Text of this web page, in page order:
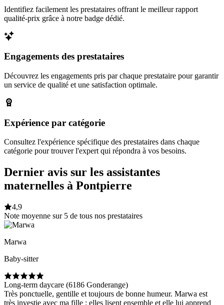
Identifiez facilement les prestataires offrant le meilleur rapport
qualité-prix grâce à notre badge dédié.
Engagements des prestataires
Découvrez les engagements pris par chaque prestataire pour garantir
un service de qualité et une satisfaction optimale.
Expérience par catégorie
Consultez l'expérience spécifique des prestataires dans chaque
catégorie pour trouver l'expert qui répondra à vos besoins.
Dernier avis sur les assistantes
maternelles à Pontpierre
4,9
Note moyenne sur 5 de tous nos prestataires
Marwa
Baby-sitter
Long-term daycare (6186 Gonderange)
Très ponctuelle, gentille et toujours de bonne humeur. Marwa est
très investie avec ma fille : elles lisent ensemble et elle lui apprend